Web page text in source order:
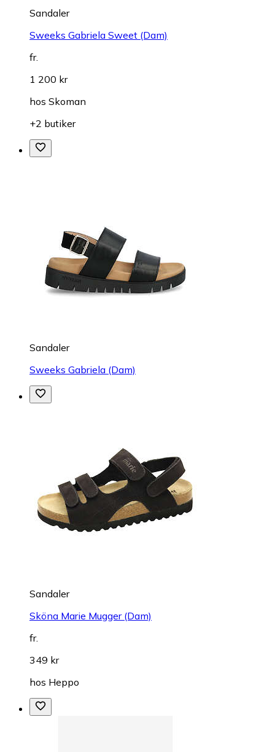
Sandaler
Sweeks Gabriela Sweet (Dam)
fr.
1 200 kr
hos Skoman
+2 butiker
Sandaler
Sweeks Gabriela (Dam)
Sandaler
Sköna Marie Mugger (Dam)
fr.
349 kr
hos Heppo